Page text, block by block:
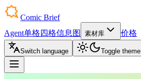
Comic Brief
Agent单格 四格信息图 素材库 价格
Switch language Toggle theme